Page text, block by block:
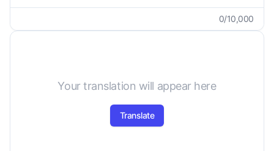
0/10,000
Your translation will appear here
Translate